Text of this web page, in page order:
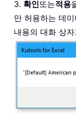
3. 확인또는적용
만 허용하는 데
내용의 대화 상자